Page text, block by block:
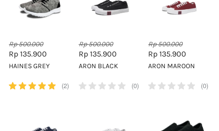
Rp 500.000
Rp 135.900
HAINES GREY
(2)
Rp 500.000
Rp 135.900
ARON BLACK
(0)
Rp 500.000
Rp 135.900
ARON MAROON
(0)